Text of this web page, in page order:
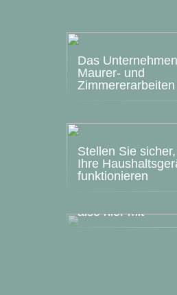
Das
Maurer- und
Stellen Sie
Ihre
funktionieren
also hier mit